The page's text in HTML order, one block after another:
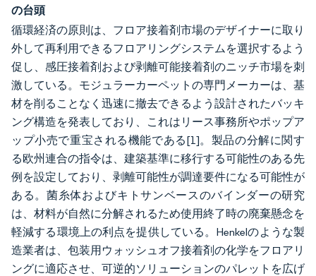
の台頭
循環経済の原則は、フロア接着剤市場のデザイナーに取り
外して再利用できるフロアリングシステムを選択するよう
促し、感圧接着剤および剥離可能接着剤のニッチ市場を刺
激している。モジュラーカーペットの専門メーカーは、基
材を削ることなく迅速に撤去できるよう設計されたバッキ
ング構造を発表しており、これはリース事務所やポップア
ップ小売で重宝される機能である[1]。製品の分解に関す
る欧州連合の指令は、建築基準に移行する可能性のある先
例を設定しており、剥離可能性が調達要件になる可能性が
ある。菌糸体およびキトサンベースのバインダーの研究
は、材料が自然に分解されるため使用終了時の廃棄懸念を
軽減する環境上の利点を提供している。Henkelのような製
造業者は、包装用ウォッシュオフ接着剤の化学をフロアリ
ングに適応させ、可逆的ソリューションのパレットを広げ